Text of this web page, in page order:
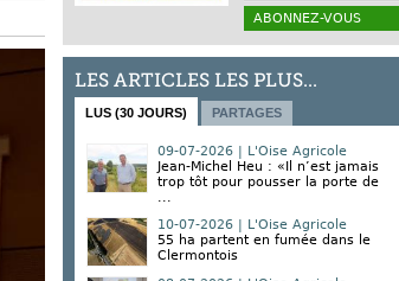
ABONNEZ-VOUS
LES ARTICLES LES PLUS...
LUS (30 JOURS) PARTAGES
09-07-2026 | L'Oise Agricole
Jean-Michel Heu : «Il n’est jamais
trop tôt pour pousser la porte de
...
10-07-2026 | L'Oise Agricole
55 ha partent en fumée dans le
Clermontois